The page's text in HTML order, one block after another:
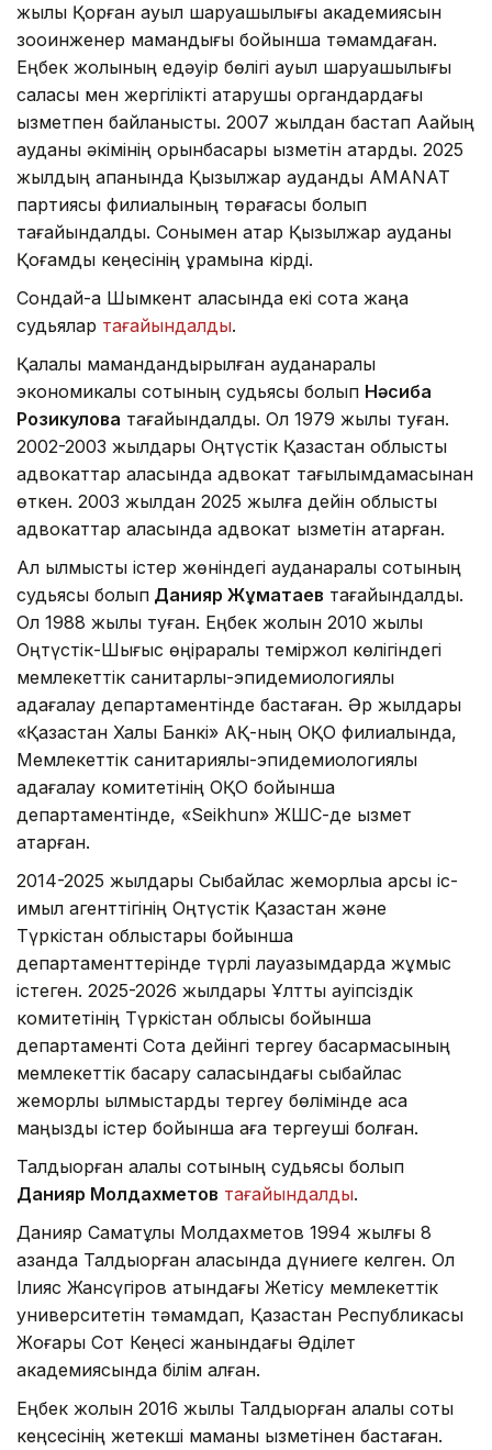
жылы Қорған ауыл шаруашылығы академиясын
зооинженер мамандығы бойынша тәмамдаған.
Еңбек жолының едәуір бөлігі ауыл шаруашылығы
саласы мен жергілікті атқарушы органдардағы
қызметпен байланысты. 2007 жылдан бастап Аққайың
ауданы әкімінің орынбасары қызметін атқарды. 2025
жылдың ақпанында Қызылжар аудандық AMANAT
партиясы филиалының төрағасы болып
тағайындалды. Сонымен қатар Қызылжар ауданы
Қоғамдық кеңесінің құрамына кірді.
Сондай-ақ Шымкент қаласында екі сотқа жаңа
судьялар тағайындалды.
Қалалық мамандандырылған ауданаралық
экономикалық сотының судьясы болып Нәсиба
Розикулова тағайындалды. Ол 1979 жылы туған.
2002-2003 жылдары Оңтүстік Қазақстан облыстық
адвокаттар алқасында адвокат тағылымдамасынан
өткен. 2003 жылдан 2025 жылға дейін облыстық
адвокаттар алқасында адвокат қызметін атқарған.
Ал қылмыстық істер жөніндегі ауданаралық сотының
судьясы болып Данияр Жұматаев тағайындалды.
Ол 1988 жылы туған. Еңбек жолын 2010 жылы
Оңтүстік-Шығыс өңіраралық теміржол көлігіндегі
мемлекеттік санитарлық-эпидемиологиялық
қадағалау департаментінде бастаған. Әр жылдары
«Қазақстан Халық Банкі» АҚ-ның ОҚО филиалында,
Мемлекеттік санитариялық-эпидемиологиялық
қадағалау комитетінің ОҚО бойынша
департаментінде, «Seikhun» ЖШС-де қызмет
атқарған.
2014-2025 жылдары Сыбайлас жемқорлыққа қарсы іс-
қимыл агенттігінің Оңтүстік Қазақстан және
Түркістан облыстары бойынша
департаменттерінде түрлі лауазымдарда жұмыс
істеген. 2025-2026 жылдары Ұлттық қауіпсіздік
комитетінің Түркістан облысы бойынша
департаменті Сотқа дейінгі тергеу басқармасының
мемлекеттік басқару саласындағы сыбайлас
жемқорлық қылмыстарды тергеу бөлімінде аса
маңызды істер бойынша аға тергеуші болған.
Талдықорған қалалық сотының судьясы болып
Данияр Молдахметов тағайындалды.
Данияр Саматұлы Молдахметов 1994 жылғы 8
қазанда Талдықорған қаласында дүниеге келген. Ол
Ілияс Жансүгіров атындағы Жетісу мемлекеттік
университетін тәмамдап, Қазақстан Республикасы
Жоғары Сот Кеңесі жанындағы Әділет
академиясында білім алған.
Еңбек жолын 2016 жылы Талдықорған қалалық соты
кеңсесінің жетекші маманы қызметінен бастаған.